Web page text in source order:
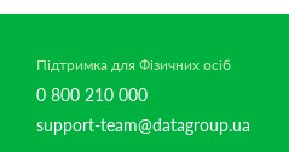
Підтримка для Фізичних осіб
0 800 210 000
support-team@datagroup.ua